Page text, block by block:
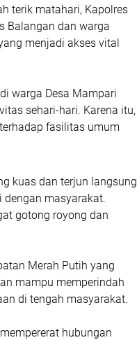
terik matahari, Kapolres
Balangan dan warga
menjadi akses vital
warga Desa Mampari
sehari-hari. Karena itu,
fasilitas umum
kuas dan terjun langsung
masyarakat.
gotong royong dan
Merah Putih yang
mampu memperindah
di tengah masyarakat.
hubungan